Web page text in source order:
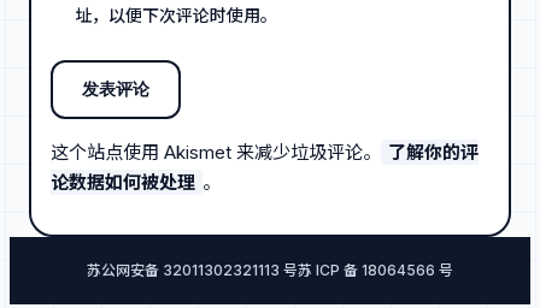
址，以便下次评论时使用。
这个站点使用 Akismet 来减少垃圾评论。
了解你的评
论数据如何被处理 。
苏公网安备 32011302321113 号苏 ICP 备 18064566 号